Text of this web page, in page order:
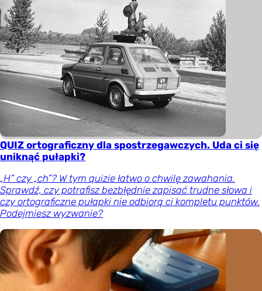
QUIZ ortograficzny dla spostrzegawczych. Uda ci się
uniknąć pułapki?
„H” czy „ch”? W tym quizie łatwo o chwilę zawahania.
Sprawdź, czy potrafisz bezbłędnie zapisać trudne słowa i
czy ortograficzne pułapki nie odbiorą ci kompletu punktów.
Podejmiesz wyzwanie?